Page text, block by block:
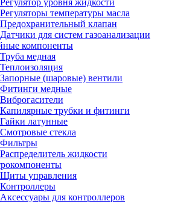
Регулятор уровня жидкости
Регуляторы температуры масла
Предохранительный клапан
Датчики для систем газоанализации
компоненты
Труба медная
Теплоизоляция
Запорные (шаровые) вентили
Фитинги медные
Виброгасители
Капилярные трубки и фитинги
Гайки латунные
Смотровые стекла
Фильтры
Распределитель жидкости
Щиты управления
Контроллеры
Аксессуары для контроллеров